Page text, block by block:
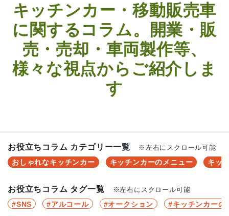
キッチンカー・移動販売車
に関するコラム。開業・販
売・売却・車両製作等、
様々な視点からご紹介しま
す
お役立ちコラム カテゴリー一覧 ※左右にスクロール可能
おしゃれなキッチンカー キッチンカーのメニュー キッ
お役立ちコラム タグ一覧 ※左右にスクロール可能
SNS アルコール オークション キッチンカーの